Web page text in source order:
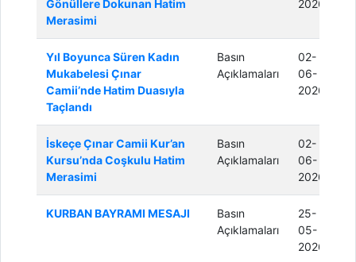
Gönüllere Dokunan Hatim
Merasimi
2026
Yıl Boyunca Süren Kadın
Mukabelesi Çınar
Camii’nde Hatim Duasıyla
Taçlandı
Basın
Açıklamaları
02-
06-
2026
İskeçe Çınar Camii Kur’an
Kursu’nda Coşkulu Hatim
Merasimi
Basın
Açıklamaları
02-
06-
2026
KURBAN BAYRAMI MESAJI
Basın
Açıklamaları
25-
05-
2026